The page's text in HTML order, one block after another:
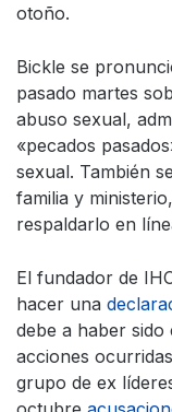
otoño.
Bickle se
pasado martes
abuso sexual,
«pecados
sexual. También
familia y
respaldarlo en
El fundador de
hacer una
debe a haber
acciones
grupo de ex